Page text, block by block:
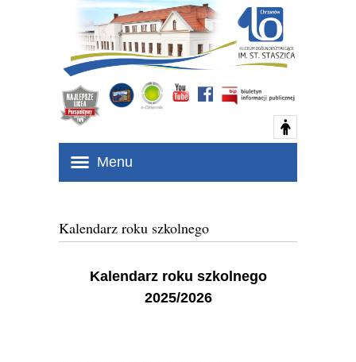
Menu
Kalendarz roku szkolnego
Kalendarz roku szkolnego
2025/2026